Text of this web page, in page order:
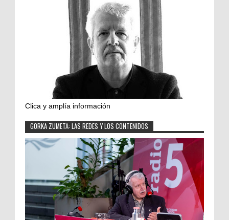
Clica y amplía información
GORKA ZUMETA: LAS REDES Y LOS CONTENIDOS